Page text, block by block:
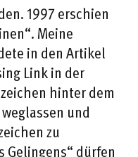
1997 erschien
Meine
in den Artikel
Link in der
hinter dem
und
zu
Gelingens“ dürfen